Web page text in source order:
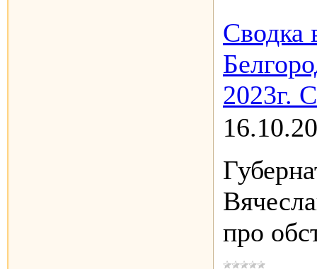
Сводка
2023г.
про